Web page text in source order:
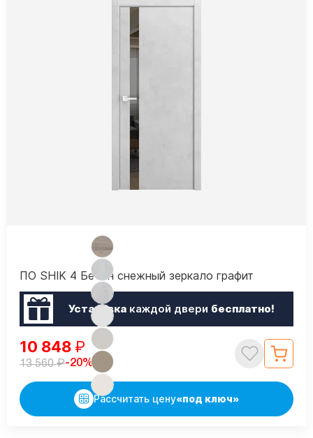
ПО SHIK 4 Бетон снежный зеркало графит
Установкакаждой двери бесплатно!
10 848 ₽
13 560₽-20%
Рассчитать цену«под ключ»